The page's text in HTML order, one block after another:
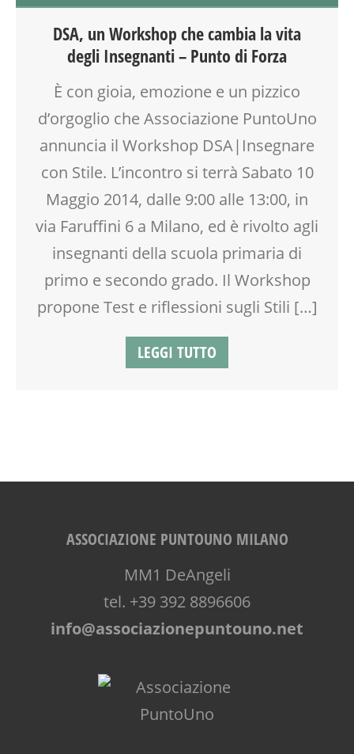
EDUCATORE
LABORATORIO
MOOD BOX
RIEQUILIBRIO ENERGETICO
SCUOLA
TEENAGER
WEEKEND
DSA, un Workshop che cambia la vita
degli Insegnanti – Punto di Forza
È con gioia, emozione e un pizzico
d’orgoglio che Associazione PuntoUno
annuncia il Workshop DSA|Insegnare
con Stile. L’incontro si terrà Sabato 10
Maggio 2014, dalle 9:00 alle 13:00, in
via Faruffini 6 a Milano, ed è rivolto agli
insegnanti della scuola primaria di
primo e secondo grado. Il Workshop
propone Test e riflessioni sugli Stili […]
LEGGI TUTTO
ASSOCIAZIONE PUNTOUNO MILANO
MM1 DeAngeli
tel. +39 392 8896606
info@associazionepuntouno.net